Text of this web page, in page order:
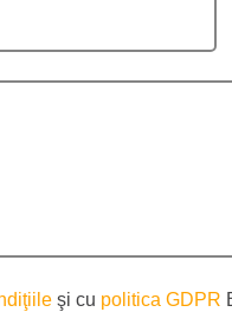
şi cu politica GDPR